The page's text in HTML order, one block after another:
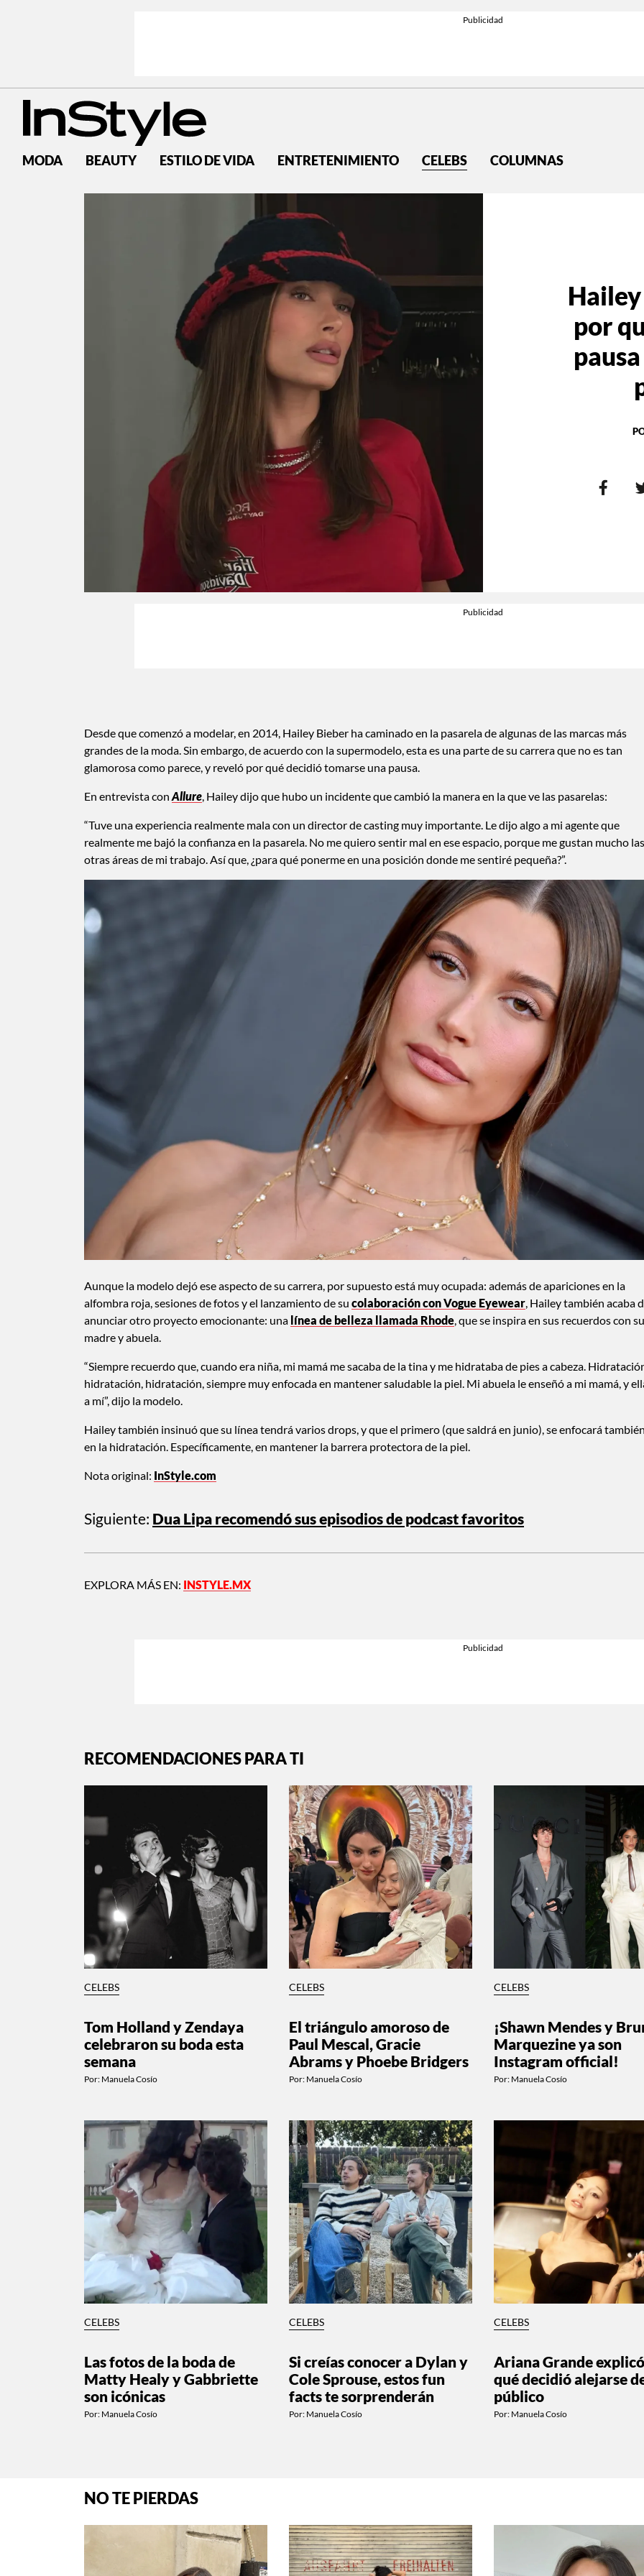
MODA BEAUTY ESTILO DE VIDA ENTRETENIMIENTO CELEBS COLUMNAS
por
Desde que comenzó a modelar, en 2014, Hailey Bieber ha caminado en la pasarela de algunas de las marcas más
grandes de la moda. Sin embargo, de acuerdo con la supermodelo, esta es una parte de su carrera que no es tan
glamorosa como parece, y reveló por qué decidió tomarse una pausa.
En entrevista con Allure , Hailey dijo que hubo un incidente que cambió la manera en la que ve las pasarelas:
“Tuve una experiencia realmente mala con un director de casting muy importante. Le dijo algo a mi agente que
realmente me bajó la confianza en la pasarela. No me quiero sentir mal en ese espacio, porque me gustan mucho las
otras áreas de mi trabajo. Así que, ¿para qué ponerme en una posición donde me sentiré pequeña?”.
Aunque la modelo dejó ese aspecto de su carrera, por supuesto está muy ocupada: además de apariciones en la
alfombra roja, sesiones de fotos y el lanzamiento de su colaboración con Vogue Eyewear, Hailey también acaba
anunciar otro proyecto emocionante: una línea de belleza llamada Rhode, que se inspira en sus recuerdos con su
madre y abuela.
“Siempre recuerdo que, cuando era niña, mi mamá me sacaba de la tina y me hidrataba de pies a cabeza.
hidratación, hidratación, siempre muy enfocada en mantener saludable la piel. Mi abuela le enseñó a mi mamá, y
a mí”, dijo la modelo.
Hailey también insinuó que su línea tendrá varios drops, y que el primero (que saldrá en junio), se enfocará
en la hidratación. Específicamente, en mantener la barrera protectora de la piel.
Nota original: InStyle.com
Siguiente: Dua Lipa recomendó sus episodios de podcast favoritos
EXPLORA MÁS EN: INSTYLE.MX
RECOMENDACIONES PARA TI
CELEBS
Tom Holland y Zendaya
celebraron su boda esta
semana
Por: Manuela Cosío
CELEBS
El triángulo amoroso de
Paul Mescal, Gracie
Abrams y Phoebe Bridgers
Por: Manuela Cosío
CELEBS
¡Shawn Mendes y
Marquezine ya son
Instagram official!
Por: Manuela Cosío
CELEBS
Las fotos de la boda de
Matty Healy y Gabbriette
son icónicas
Por: Manuela Cosío
CELEBS
Si creías conocer a Dylan y
Cole Sprouse, estos fun
facts te sorprenderán
Por: Manuela Cosío
CELEBS
Ariana Grande
qué decidió alejarse
público
Por: Manuela Cosío
NO TE PIERDAS